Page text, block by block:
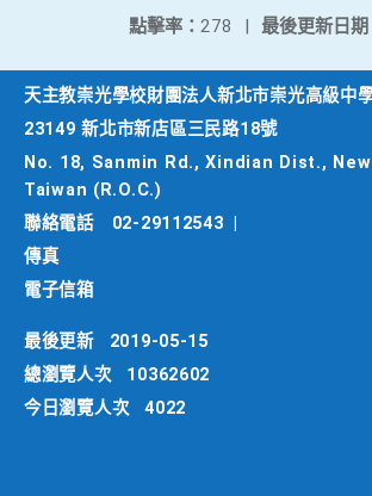
最後更新日期
點擊率： 278 |
天主教崇光學校財團法人新北市崇光高級中
23149 新北市新店區三民路18號
No. 18, Sanmin Rd., Xindian Dist.,
Taiwan (R.O.C.)
聯絡電話
02-29112543
傳真
電子信箱
最後更新
2019-05-15
總瀏覽人次
10362602
今日瀏覽人次
4022